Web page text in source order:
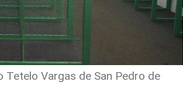
Vargas de San Pedro de